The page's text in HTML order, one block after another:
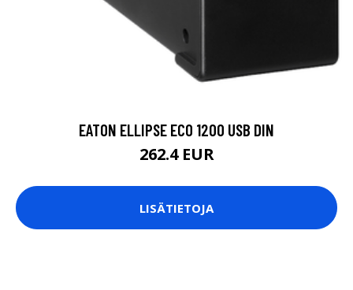
EATON ELLIPSE ECO 1200 USB DIN
262.4 EUR
LISÄTIETOJA